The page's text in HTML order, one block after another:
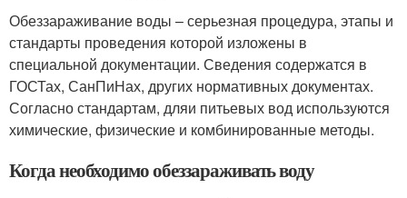
Обеззараживание воды – серьезная процедура, этапы и
стандарты проведения которой изложены в
специальной документации. Сведения содержатся в
ГОСТах, СанПиНах, других нормативных документах.
Согласно стандартам, дляи питьевых вод используются
химические, физические и комбинированные методы.
Когда необходимо обеззараживать воду